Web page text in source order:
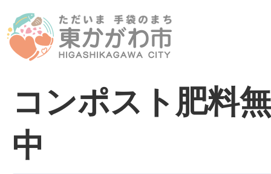
コンポスト肥料
中